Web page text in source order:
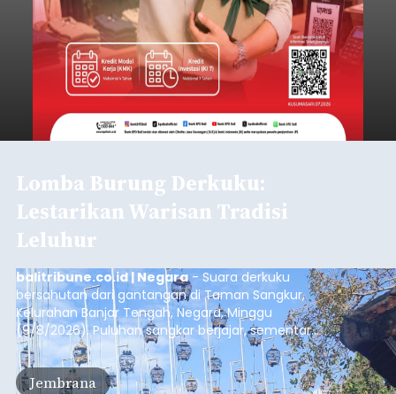
Lomba Burung Derkuku:
Lestarikan Warisan Tradisi
Leluhur
balitribune.co.id | Negara- Suara derkuku
bersahutan dari gantangan di Taman Sangkur,
Kelurahan Banjar Tengah, Negara, Minggu
(9/8/2026). Puluhan sangkar berjajar, sementara
para penghobi menunggu suara burung masing-
masing mengalun. Bukan sekadar ramai oleh
bunyi, setiap suara yang terdengar menjadi
Jembrana